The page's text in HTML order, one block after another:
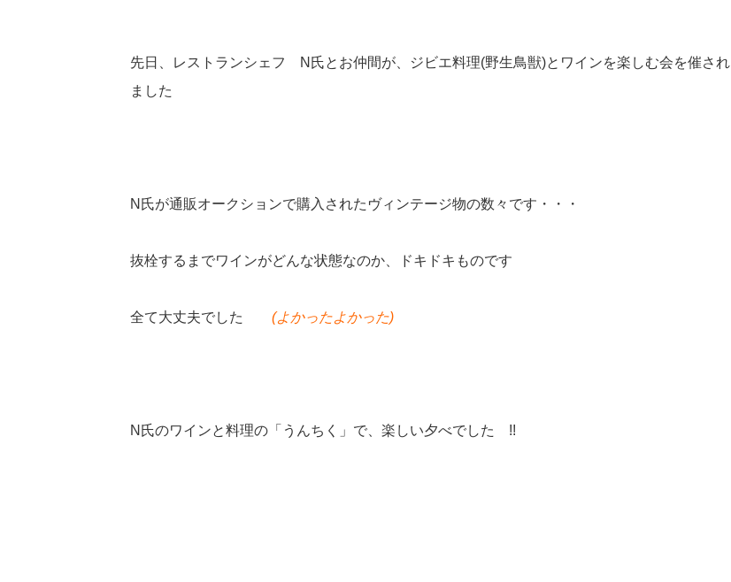
先日、レストランシェフ N氏とお仲間が、ジビエ料理(野生鳥獣)とワインを楽しむ会を催され
ました
N氏が通販オークションで購入されたヴィンテージ物の数々です・・・
抜栓するまでワインがどんな状態なのか、ドキドキものです
全て大丈夫でした (よかったよかった)
N氏のワインと料理の「うんちく」で、楽しい夕べでした !!